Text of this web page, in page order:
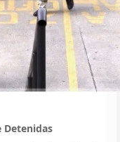
Detenidas